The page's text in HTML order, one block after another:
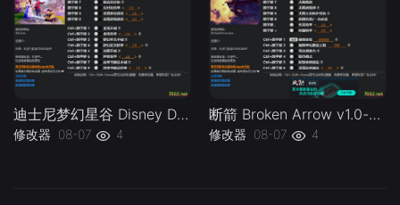
迪士尼梦幻星谷 Disney Dreamlight Valley v1.0-v20260729 Plus 18 Trainer.-单机修改器下载-仅支持迅雷（部分修改器仅支持本站游戏本体
修改器 08-07 4
断箭 Broken Arrow v1.0-v1.1.x Plus 18 Trainer-单机修改器下载-仅支持迅雷（部分修改器仅支持本站游戏本体
修改器 08-07 4